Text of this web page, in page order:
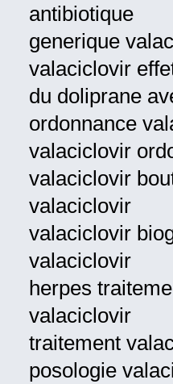
antibiotique
generique
valaciclovir
du doliprane
ordonnance
valaciclovir
valaciclovir
valaciclovir
valaciclovir
valaciclovir
herpes
valaciclovir
traitement
posologie